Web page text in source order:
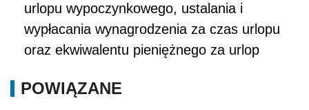
urlopu wypoczynkowego, ustalania i
wypłacania wynagrodzenia za czas urlopu
oraz ekwiwalentu pieniężnego za urlop
POWIĄZANE